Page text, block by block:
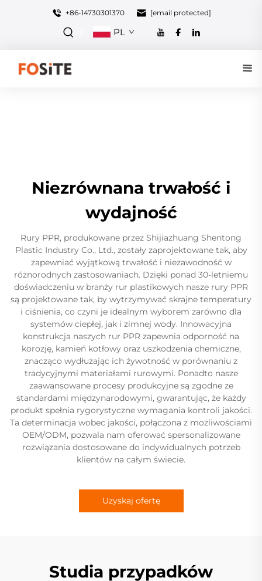
+86-14730301370 [email protected]
PL
Niezrównana trwałość i
wydajność
Rury PPR, produkowane przez Shijiazhuang Shentong
Plastic Industry Co., Ltd., zostały zaprojektowane tak, aby
zapewniać wyjątkową trwałość i niezawodność w
różnorodnych zastosowaniach. Dzięki ponad 30-letniemu
doświadczeniu w branży rur plastikowych nasze rury PPR
są projektowane tak, by wytrzymywać skrajne temperatury
i ciśnienia, co czyni je idealnym wyborem zarówno dla
systemów ciepłej, jak i zimnej wody. Innowacyjna
konstrukcja naszych rur PPR zapewnia odporność na
korozję, kamień kotłowy oraz uszkodzenia chemiczne,
znacząco wydłużając ich żywotność w porównaniu z
tradycyjnymi materiałami rurowymi. Ponadto nasze
zaawansowane procesy produkcyjne są zgodne ze
standardami międzynarodowymi, gwarantując, że każdy
produkt spełnia rygorystyczne wymagania kontroli jakości.
Ta determinacja wobec jakości, połączona z możliwościami
OEM/ODM, pozwala nam oferować spersonalizowane
rozwiązania dostosowane do indywidualnych potrzeb
klientów na całym świecie.
Uzyskaj ofertę
Studia przypadków